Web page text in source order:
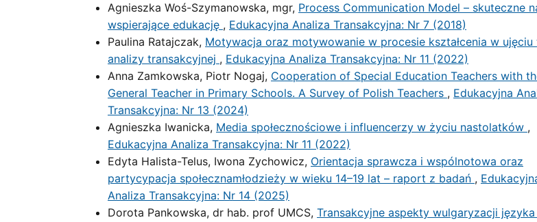
Agnieszka Woś-Szymanowska, mgr, Process Communication Model – skuteczne
wspierające edukację , Edukacyjna Analiza Transakcyjna: Nr 7 (2018)
Paulina Ratajczak, Motywacja oraz motywowanie w procesie kształcenia w ujęciu
analizy transakcyjnej , Edukacyjna Analiza Transakcyjna: Nr 11 (2022)
Anna Zamkowska, Piotr Nogaj, Cooperation of Special Education Teachers with
General Teacher in Primary Schools. A Survey of Polish Teachers , Edukacyjna
Transakcyjna: Nr 13 (2024)
Agnieszka Iwanicka, Media społecznościowe i influencerzy w życiu nastolatków ,
Edukacyjna Analiza Transakcyjna: Nr 11 (2022)
Edyta Halista-Telus, Iwona Zychowicz, Orientacja sprawcza i wspólnotowa oraz
partycypacja społecznamłodzieży w wieku 14–19 lat – raport z badań ,
Analiza Transakcyjna: Nr 14 (2025)
Dorota Pankowska, dr hab. prof UMCS, Transakcyjne aspekty wulgaryzacji języka